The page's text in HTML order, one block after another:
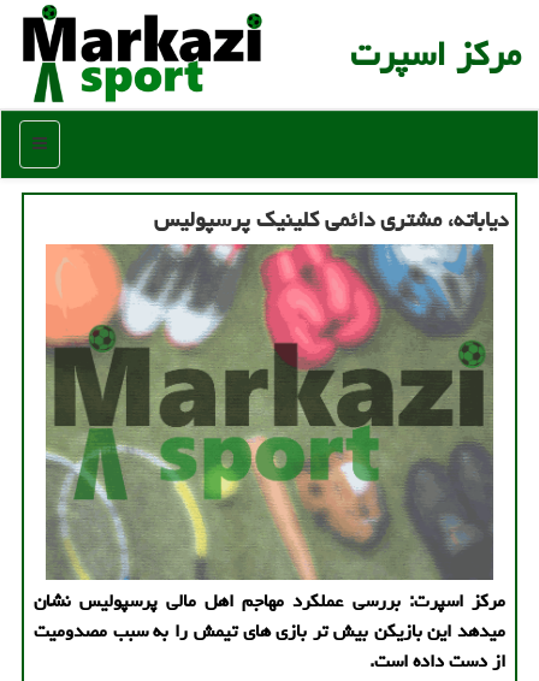
مركز اسپرت
منو
دیاباته، مشتری دائمی کلینیک پرسپولیس
مرکز اسپرت: بررسی عملکرد مهاجم اهل مالی پرسپولیس نشان
میدهد این بازیکن بیش تر بازی های تیمش را به سبب مصدومیت
از دست داده است.